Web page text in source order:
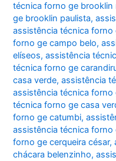
técnica forno ge brooklin
ge brooklin paulista,
assistência técnica forno
forno ge campo belo,
elíseos,assistência
técnica forno ge
casa verde,assistência
assistência técnica forno
técnica forno ge casa
forno ge catumbi,
assistência técnica
forno ge cerqueira césar,
chácara belenzinho,